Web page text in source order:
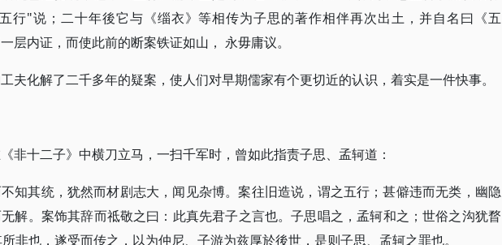
行"说；二十年後它与《缁衣》等相传为子思的著作相伴再次出土，并自名曰《五
层内证，而使此前的断案铁证如山， 永毋庸议。
夫化解了二千多年的疑案，使人们对早期儒家有个更切近的认识，着实是一件快事。
非十二子》中横刀立马，一扫千军时，曾如此指责子思、孟轲道：
知其统，犹然而材剧志大，闻见杂博。案往旧造说，谓之五行；甚僻违而无类，幽隐
解。案饰其辞而祗敬之曰：此真先君子之言也。子思唱之，孟轲和之；世俗之沟犹瞀
非也，遂受而传之，以为仲尼、子游为兹厚於後世，是则子思、孟轲之罪也。